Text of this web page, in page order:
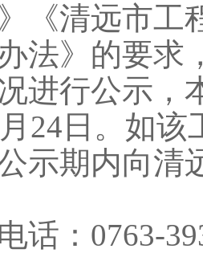
《清远市工
法》的要求
进行公示，
24日。如
示期内向清
：0763-